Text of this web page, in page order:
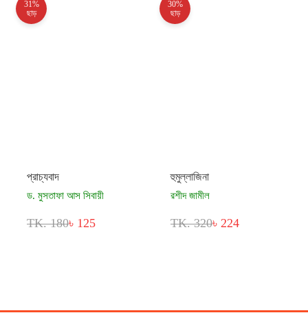
31%
ছাড়
প্রাচ্যবাদ
ড. মুসতাফা আস সিবায়ী
TK. 180৳ 125
30%
ছাড়
হুমুল্লাজিনা
রশীদ জামীল
TK. 320৳ 224